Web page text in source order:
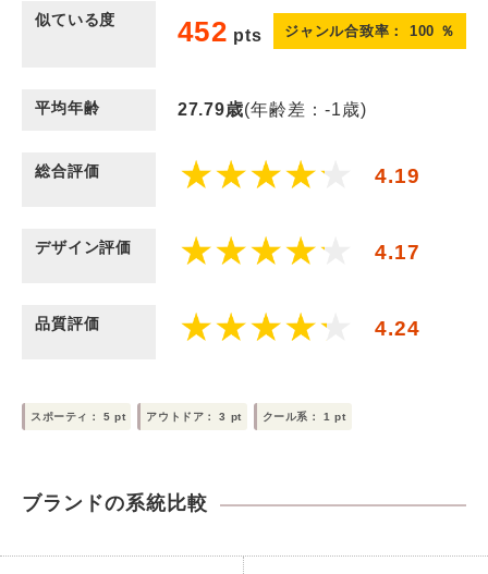
似ている度 452 pts ジャンル合致率： 100 ％
平均年齢 27.79歳(年齢差：-1歳)
総合評価 4.19
デザイン評価 4.17
品質評価 4.24
スポーティ：5pt アウトドア：3 pt クール系：1pt
ブランドの系統比較